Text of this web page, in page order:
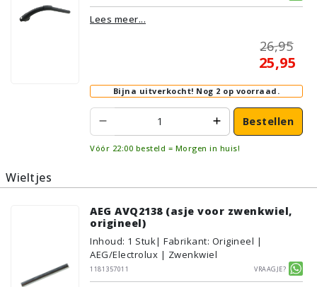
Lees meer...
26,95
25,95
Bijna uitverkocht! Nog 2 op voorraad.
Bestellen
Vóór 22:00 besteld = Morgen in huis!
Wieltjes
AEG AVQ2138 (asje voor zwenkwiel,
origineel)
Inhoud: 1 Stuk| Fabrikant: Origineel |
AEG/Electrolux | Zwenkwiel
1181357011
Vraagje?